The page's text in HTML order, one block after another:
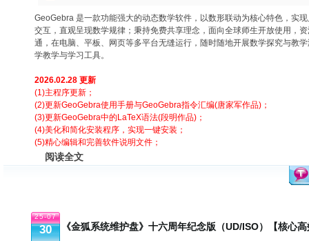
GeoGebra 是一款功能强大的动态数学软件，以数形联动为核心特色，实
交互，直观呈现数学规律；秉持免费共享理念，面向全球师生开放使用，
通，在电脑、平板、网页等多平台无缝运行，随时随地开展数学探究与教
学教学与学习工具。
2026.02.28 更新
(1)主程序更新；
(2)更新GeoGebra使用手册与GeoGebra指令汇编(唐家军作品)；
(3)更新GeoGebra中的LaTeX语法(段明作品)；
(4)美化和简化安装程序，实现一键安装；
(5)精心编辑和完善软件说明文件；
阅读全文
25-07
30 《金狐系统维护盘》十六周年纪念版（UD/ISO）【核心